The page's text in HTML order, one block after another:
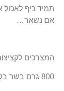
תמיד כיף
אם נשאר…
המצרכים
800 גרם בשר בקר טחון מחלק שבחרתם אצל הקצב